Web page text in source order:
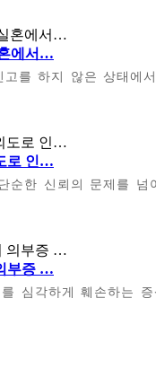
에서…
고를 하지 않은 상태에
로 인…
순한 신뢰의 문제를
부증 …
심각하게 훼손하는